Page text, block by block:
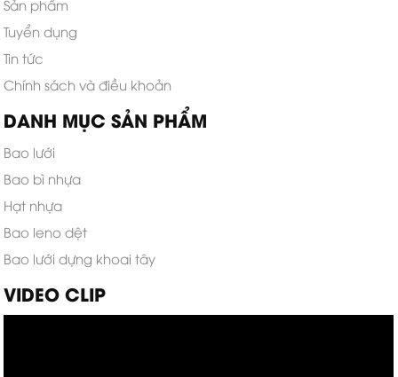
Sản phẩm
Tuyển dụng
Tin tức
Chính sách và điều khoản
DANH MỤC SẢN PHẨM
Bao lưới
Bao bì nhựa
Hạt nhựa
Bao leno dệt
Bao lưới dựng khoai tây
VIDEO CLIP